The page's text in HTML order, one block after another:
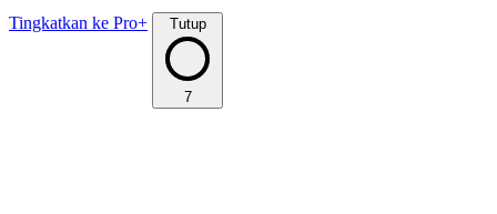
Tingkatkan ke Pro+ Tutup
7